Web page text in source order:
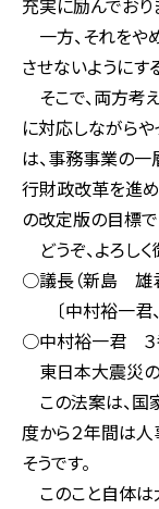
充実に励んでおり
一方、それをや
させないようにす
そこで、両方考
に対応しながら
は、事務事業の
行財政改革を進
の改定版の目標で
どうぞ、よろし
○議長（新島 雄
〔中村裕一君、
○中村裕一君 ３
東日本大震災の
この法案は、国
度から２年間は
そうです。
このこと自体は